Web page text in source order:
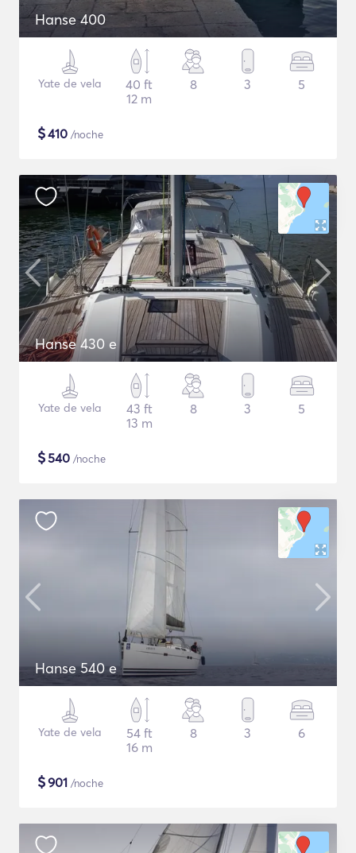
Hanse 400
Yate de vela
40 ft
12 m
8 3 5
$410 /noche
Hanse 430 e
Yate de vela
43 ft
13 m
8 3 5
$540 /noche
Hanse 540 e
Yate de vela
54 ft
16 m
8 3 6
$901 /noche